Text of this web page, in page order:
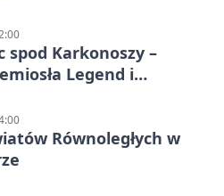
spod Karkonoszy –
Legend i
Równoległych w